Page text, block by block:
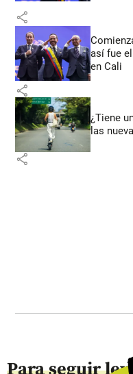
share
así fue
en Cali
share
¿Tiene
las
share